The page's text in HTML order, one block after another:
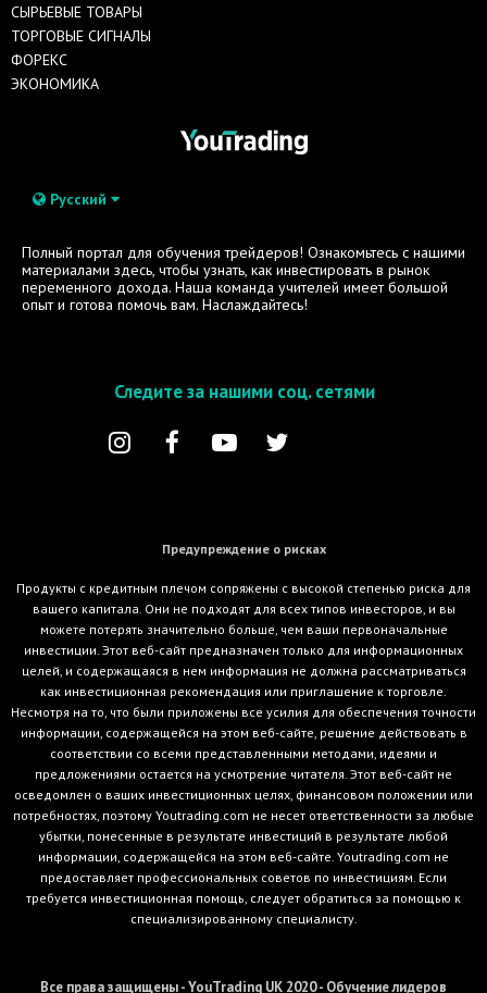
СЫРЬЕВЫЕ ТОВАРЫ
ТОРГОВЫЕ СИГНАЛЫ
ФОРЕКС
ЭКОНОМИКА
Русский
Полный портал для обучения трейдеров! Ознакомьтесь с нашими
материалами здесь, чтобы узнать, как инвестировать в рынок
переменного дохода. Наша команда учителей имеет большой
опыт и готова помочь вам. Наслаждайтесь!
Следите за нашими соц. сетями
Предупреждение о рисках
Продукты с кредитным плечом сопряжены с высокой степенью риска для
вашего капитала. Они не подходят для всех типов инвесторов, и вы
можете потерять значительно больше, чем ваши первоначальные
инвестиции. Этот веб-сайт предназначен только для информационных
целей, и содержащаяся в нем информация не должна рассматриваться
как инвестиционная рекомендация или приглашение к торговле.
Несмотря на то, что были приложены все усилия для обеспечения точности
информации, содержащейся на этом веб-сайте, решение действовать в
соответствии со всеми представленными методами, идеями и
предложениями остается на усмотрение читателя. Этот веб-сайт не
осведомлен о ваших инвестиционных целях, финансовом положении или
потребностях, поэтому Youtrading.com не несет ответственности за любые
убытки, понесенные в результате инвестиций в результате любой
информации, содержащейся на этом веб-сайте. Youtrading.com не
предоставляет профессиональных советов по инвестициям. Если
требуется инвестиционная помощь, следует обратиться за помощью к
специализированному специалисту.
Все права защищены - YouTrading UK 2020 - Обучение лидеров